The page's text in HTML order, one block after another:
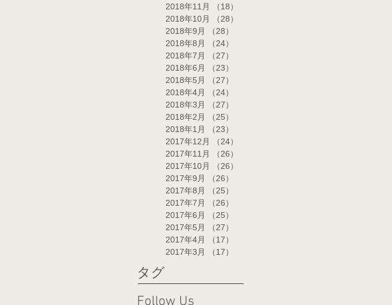
2018年11月
（18）
2018年10月
（28）
2018年9月
（28）
2018年8月
（24）
2018年7月
（27）
2018年6月
（23）
2018年5月
（27）
2018年4月
（24）
2018年3月
（27）
2018年2月
（25）
2018年1月
（23）
2017年12月
（24）
2017年11月
（26）
2017年10月
（26）
2017年9月
（26）
2017年8月
（25）
2017年7月
（26）
2017年6月
（25）
2017年5月
（27）
2017年4月
（17）
2017年3月
（17）
タグ
Follow Us